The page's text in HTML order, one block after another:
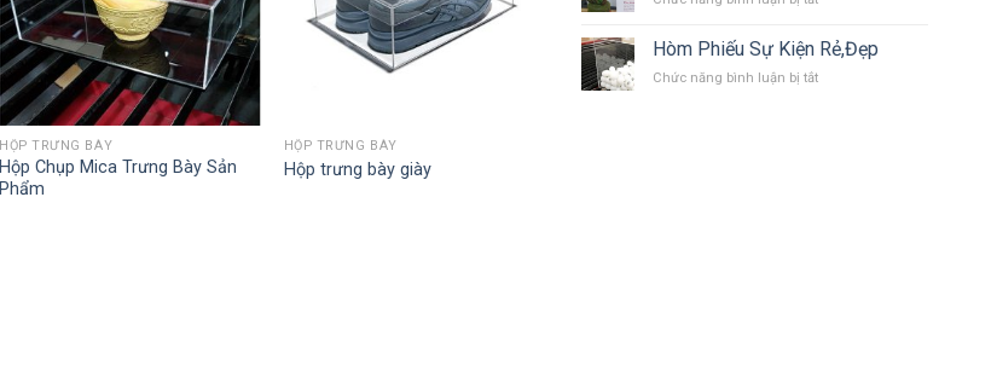
HỘP TRƯNG BÀY
Hộp Chụp Mica Trưng Bày Sản
Phẩm
HỘP TRƯNG BÀY
Hộp trưng bày giày
sản
phẩm
HÀ
Mica
Để
bàn
Hòm Phiếu Sự Kiện Rẻ,Đẹp
Chức năng bình luận bị tắtở